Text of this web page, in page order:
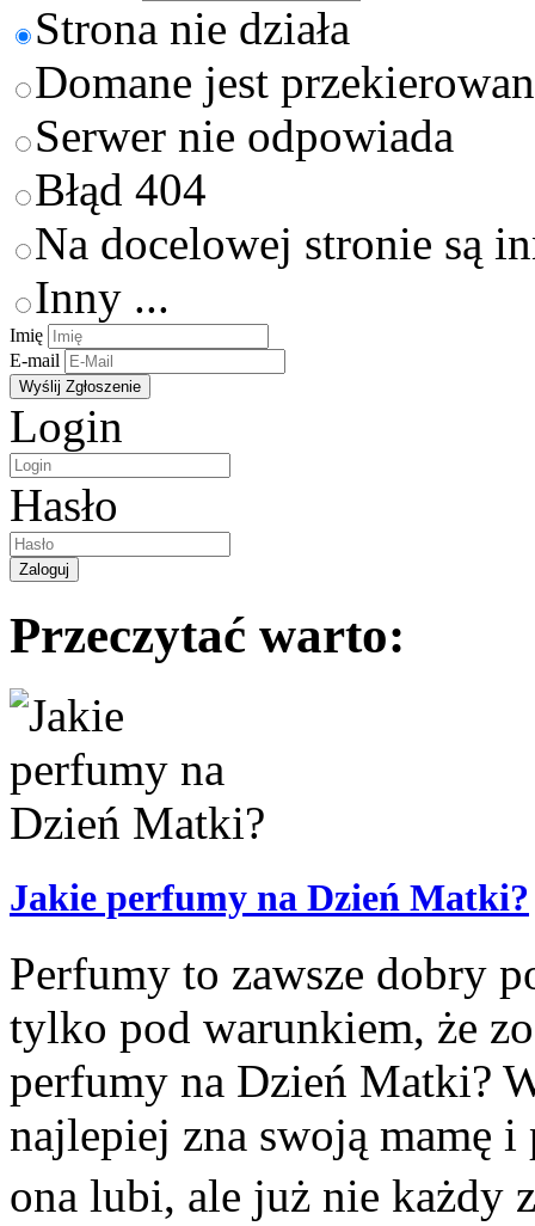
Strona nie działa
Domane jest
Serwer nie odpowiada
Błąd 404
Na docelowej stronie są
Inny ...
Imię
E-mail
Login
Hasło
Przeczytać warto:
Jakie perfumy na Dzień Matki?
Perfumy to zawsze dobry
tylko pod warunkiem, że
perfumy na Dzień Matki?
najlepiej zna swoją mamę
ona lubi, ale już nie każdy